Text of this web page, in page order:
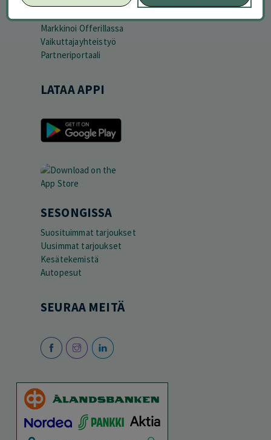
YRITYKSILLE
Markkinoi Offerillassa
Vaikuttajayhteistyö
Partneriportaali
LATAA APPI
SESONGISSA
Suosituimmat tarjoukset
Uusimmat tarjoukset
Kesätekemistä
Autopesut
SEURAA MEITÄ